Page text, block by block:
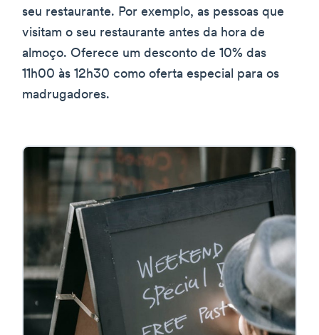
seu restaurante. Por exemplo, as pessoas que
visitam o seu restaurante antes da hora de
almoço. Oferece um desconto de 10% das
11h00 às 12h30 como oferta especial para os
madrugadores.